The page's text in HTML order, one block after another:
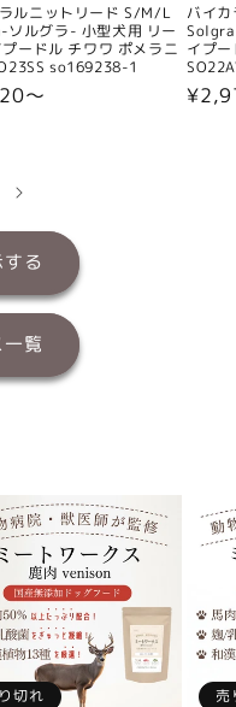
ルニットリード S/M/L
ルグラ- 小型犬用 リー
プードル チワワ ポメラニ
so169238-1
〜
バイ
イプ
通
る
覧
切れ 売